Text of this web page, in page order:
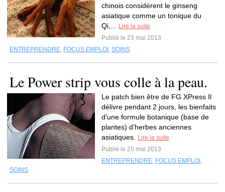
chinois considèrent le ginseng
asiatique comme un tonique du
Qi,...
Lire la suite
Publié le 23 mai 2013
ENTREPRENDRE, FOCUS EMPLOI , SOINS
Le Power strip vous colle à la peau.
Le patch bien être de FG XPress Il
délivre pendant 2 jours, les bienfaits
d'une formule botanique (base de
plantes) d’herbes anciennes
asiatiques.
Lire la suite
Publié le 20 mai 2013
ENTREPRENDRE, FOCUS EMPLOI ,
SOINS